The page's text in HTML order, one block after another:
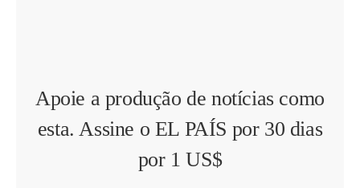
Apoie a produção de notícias como
esta. Assine o EL PAÍS por 30 dias
por 1 US$